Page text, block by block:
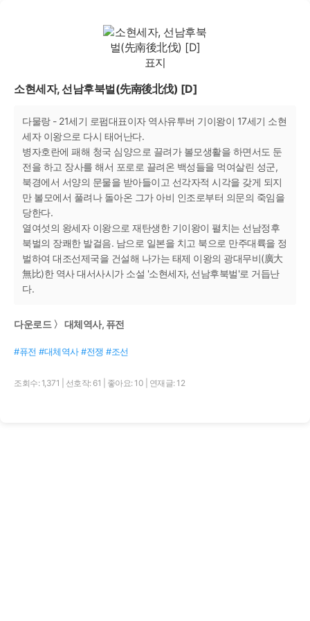
소현세자, 선남후북벌(先南後北伐) [D]
다물랑 - 21세기 로펌대표이자 역사유투버 기이왕이 17세기 소현
세자 이왕으로 다시 태어난다.
병자호란에 패해 청국 심양으로 끌려가 볼모생활을 하면서도 둔
전을 하고 장사를 해서 포로로 끌려온 백성들을 먹여살린 성군,
북경에서 서양의 문물을 받아들이고 선각자적 시각을 갖게 되지
만 볼모에서 풀려나 돌아온 그가 아비 인조로부터 의문의 죽임을
당한다.
열여섯의 왕세자 이왕으로 재탄생한 기이왕이 펼치는 선남정후
북벌의 장쾌한 발걸음. 남으로 일본을 치고 북으로 만주대륙을 정
벌하여 대조선제국을 건설해 나가는 태제 이왕의 광대무비(廣大
無比)한 역사 대서사시가 소설 '소현세자, 선남후북벌'로 거듭난
다.
다운로드 〉 대체역사, 퓨전
#퓨전 #대체역사 #전쟁 #조선
조회수: 1,371 선호작: 61 좋아요: 10 연재글: 12